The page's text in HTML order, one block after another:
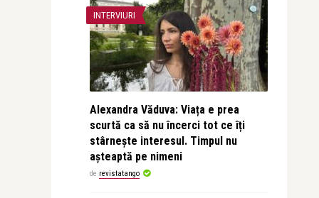
INTERVIURI
Alexandra Văduva: Viața e prea
scurtă ca să nu încerci tot ce îți
stârnește interesul. Timpul nu
așteaptă pe nimeni
de revistatango